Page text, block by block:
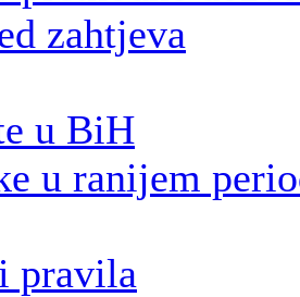
zahtjeva
u BiH
u ranijem
pravila